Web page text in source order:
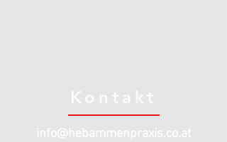
info@hebammenpraxis.co.at